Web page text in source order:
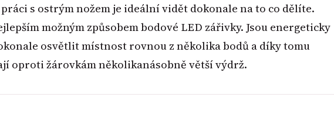
s ostrým nožem je ideální vidět dokonale na to co dělíte.
možným způsobem bodové LED zářivky. Jsou energeticky
osvětlit místnost rovnou z několika bodů a díky tomu
oproti žárovkám několikanásobně větší výdrž.